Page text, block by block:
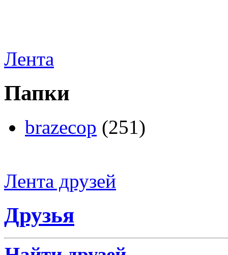
Лента
Папки
brazecop (251)
Лента друзей
Друзья